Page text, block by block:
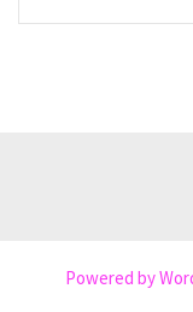
Powered by